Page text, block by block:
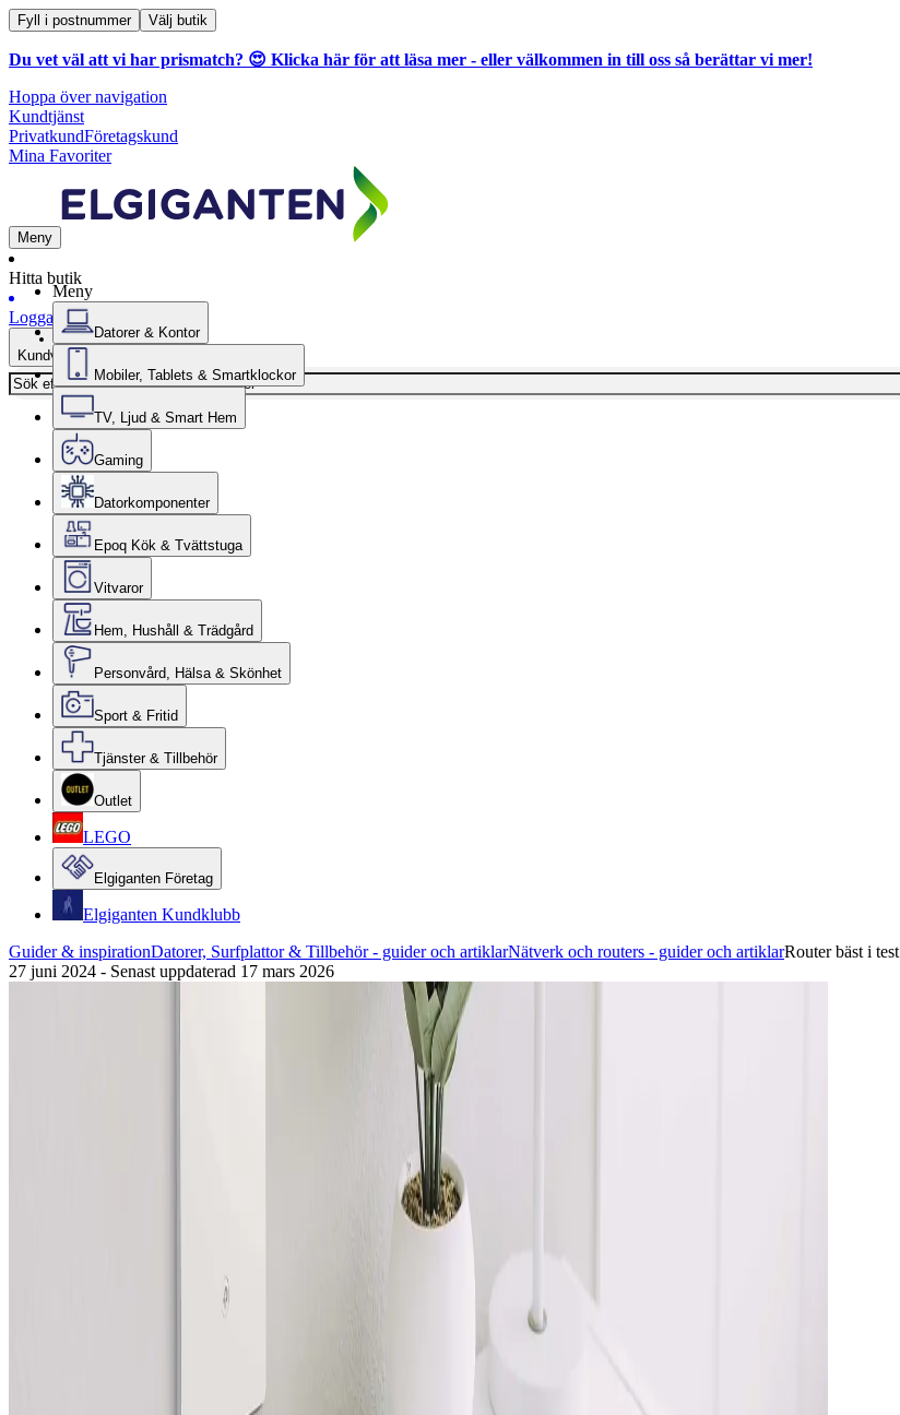
Fyll i postnummer Välj butik
Du vet väl att vi har prismatch? 😍 Klicka här för att läsa mer - eller välkommen in till oss så berättar vi mer!
Hoppa över navigation
Kundtjänst
PrivatkundFöretagskund
Mina Favoriter
Meny
Hitta butik
Logga in
Kundvagn
Meny
Datorer & Kontor
Mobiler, Tablets & Smartklockor
TV, Ljud & Smart Hem
Gaming
Datorkomponenter
Epoq Kök & Tvättstuga
Vitvaror
Hem, Hushåll & Trädgård
Personvård, Hälsa & Skönhet
Sport & Fritid
Tjänster & Tillbehör
Outlet
LEGO
Elgiganten Företag
Elgiganten Kundklubb
Guider & inspirationDatorer, Surfplattor & Tillbehör - guider och artiklarNätverk och routers - guider och artiklarRouter bäst i test
27 juni 2024 - Senast uppdaterad 17 mars 2026